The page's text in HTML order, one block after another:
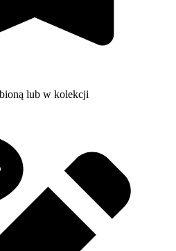
lub w kolekcji